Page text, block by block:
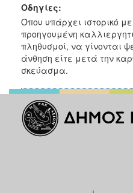
Οδηγίες:
Όπου υπάρχει ιστορικό
προηγουμένη
πληθυσμοί, να γίνονται
άνθηση είτε μετά την
σκεύασμα.